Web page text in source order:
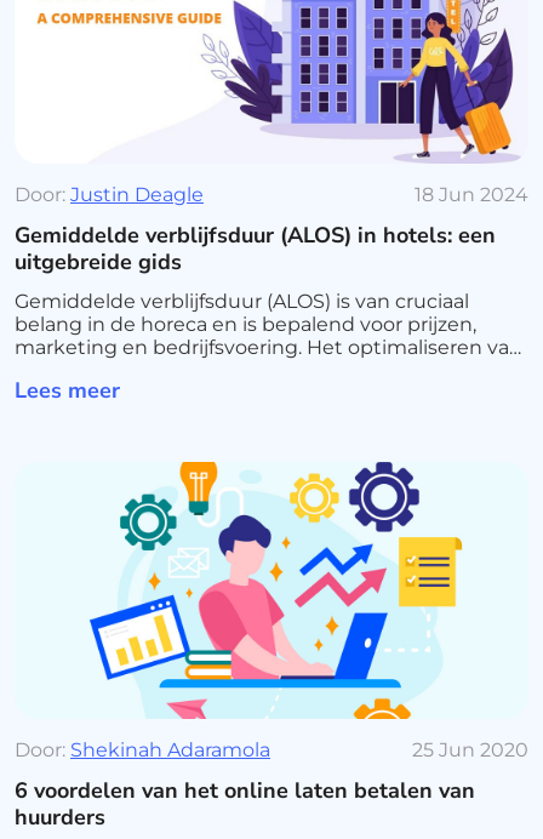
Door: Justin Deagle 18 Jun 2024
Gemiddelde verblijfsduur (ALOS) in hotels: een
uitgebreide gids
Gemiddelde verblijfsduur (ALOS) is van cruciaal
belang in de horeca en is bepalend voor prijzen,
marketing en bedrijfsvoering. Het optimaliseren van
gasttevredenheid verbeteren.
Lees meer
Door: Shekinah Adaramola 25 Jun 2020
6 voordelen van het online laten betalen van
huurders